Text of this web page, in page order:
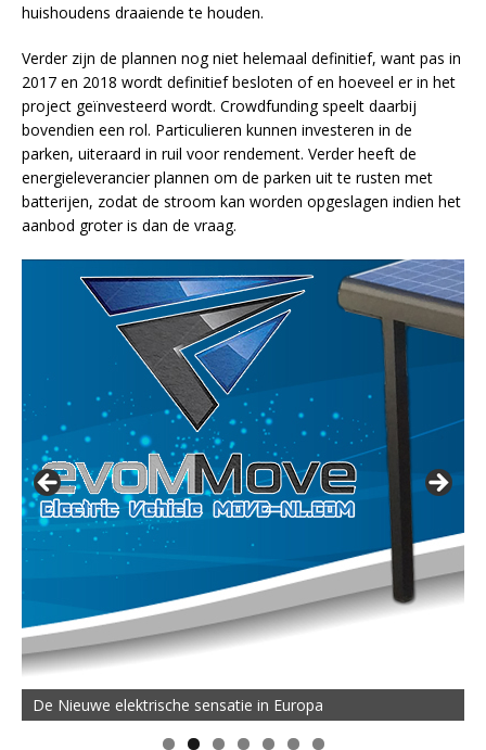
huishoudens draaiende te houden.
Verder zijn de plannen nog niet helemaal definitief, want pas in
2017 en 2018 wordt definitief besloten of en hoeveel er in het
project geïnvesteerd wordt. Crowdfunding speelt daarbij
bovendien een rol. Particulieren kunnen investeren in de
parken, uiteraard in ruil voor rendement. Verder heeft de
energieleverancier plannen om de parken uit te rusten met
batterijen, zodat de stroom kan worden opgeslagen indien het
aanbod groter is dan de vraag.
De Nieuwe elektrische sensatie in Europa